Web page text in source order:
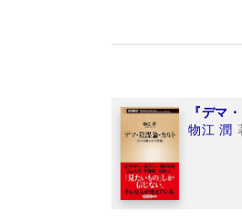
『デマ
物江 潤